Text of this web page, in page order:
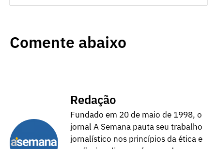
Comente abaixo
Redação
Fundado em 20 de maio de 1998, o
jornal A Semana pauta seu trabalho
jornalístico nos princípios da ética e